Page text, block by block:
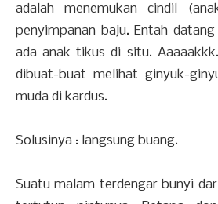
adalah menemukan cindil
penyimpanan baju. Entah
ada anak tikus di situ.
dibuat-buat melihat ginyuk-
muda di kardus.
Solusinya : langsung buang.
Suatu malam terdengar bunyi